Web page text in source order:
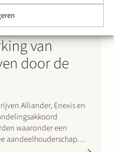
bij
over
van
door de
Alliander, Enexis en
waaronder een
aandeelhouderschap